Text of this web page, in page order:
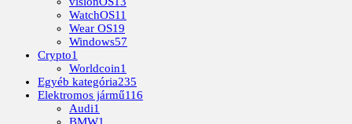
WatchOS11
Wear OS19
Windows57
Crypto1
Worldcoin1
Egyéb kategória235
Elektromos jármű116
Audi1